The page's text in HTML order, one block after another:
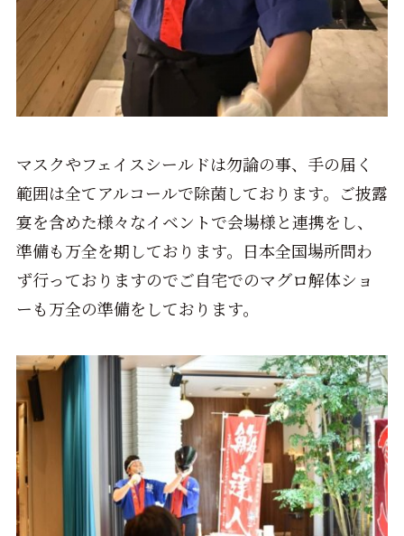
マスクやフェイスシールドは勿論の事、手の届く
範囲は全てアルコールで除菌しております。ご披露
宴を含めた様々なイベントで会場様と連携をし、
準備も万全を期しております。日本全国場所問わ
ず行っておりますのでご自宅でのマグロ解体ショ
ーも万全の準備をしております。